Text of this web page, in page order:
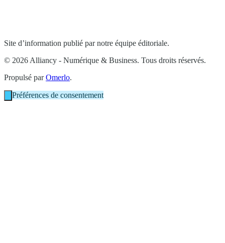
Site d’information publié par notre équipe éditoriale.
© 2026 Alliancy - Numérique & Business. Tous droits réservés.
Propulsé parOmerlo.
Préférences de consentement